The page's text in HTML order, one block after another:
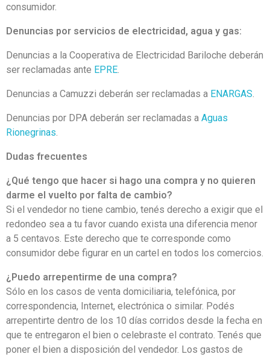
consumidor.
Denuncias por servicios de electricidad, agua y gas:
Denuncias a la Cooperativa de Electricidad Bariloche deberán
ser reclamadas ante EPRE.
Denuncias a Camuzzi deberán ser reclamadas a ENARGAS.
Denuncias por DPA deberán ser reclamadas a Aguas
Rionegrinas.
Dudas frecuentes
¿Qué tengo que hacer si hago una compra y no quieren
darme el vuelto por falta de cambio?
Si el vendedor no tiene cambio, tenés derecho a exigir que el
redondeo sea a tu favor cuando exista una diferencia menor
a 5 centavos. Este derecho que te corresponde como
consumidor debe figurar en un cartel en todos los comercios.
¿Puedo arrepentirme de una compra?
Sólo en los casos de venta domiciliaria, telefónica, por
correspondencia, Internet, electrónica o similar. Podés
arrepentirte dentro de los 10 días corridos desde la fecha en
que te entregaron el bien o celebraste el contrato. Tenés que
poner el bien a disposición del vendedor. Los gastos de